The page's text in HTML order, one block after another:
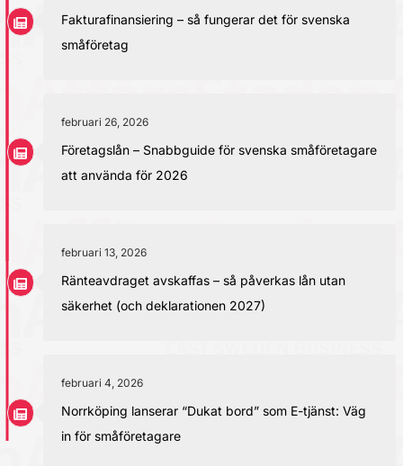
Fakturafinansiering – så fungerar det för svenska
småföretag
februari 26, 2026
Företagslån – Snabbguide för svenska småföretagare
att använda för 2026
februari 13, 2026
Ränteavdraget avskaffas – så påverkas lån utan
säkerhet (och deklarationen 2027)
februari 4, 2026
Norrköping lanserar “Dukat bord” som E-tjänst: Väg
in för småföretagare